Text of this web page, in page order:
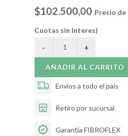
$102.500,00 Precio
Cuotas sin Interes)
AÑADIR AL CARRITO
Envíos a todo el país
Retiro por sucursal
Garantía FIBROFLEX